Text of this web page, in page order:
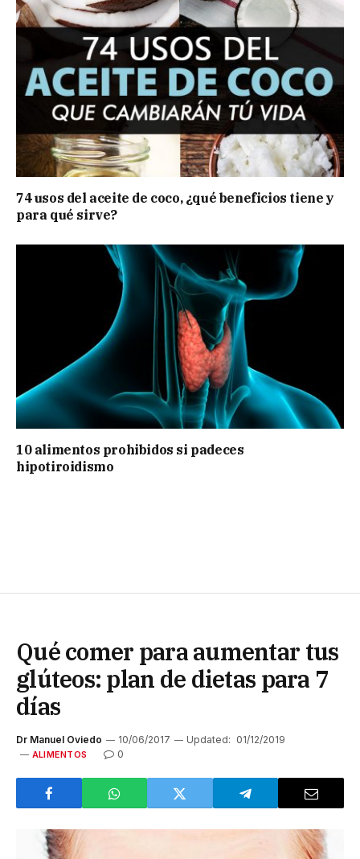
74 usos del aceite de coco, ¿qué beneficios tiene y
para qué sirve?
10 alimentos prohibidos si padeces
hipotiroidismo
Qué comer para aumentar tus
glúteos: plan de dietas para 7
días
Dr Manuel Oviedo 10/06/2017 Updated: 01/12/2019
ALIMENTOS 0